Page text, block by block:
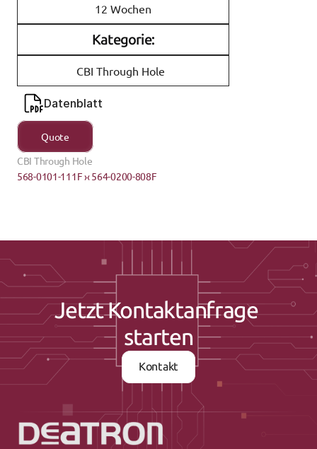
12 Wochen
Kategorie:
CBI Through Hole
Datenblatt
Quote
CBI Through Hole
568-0101-111F ›‹ 564-0200-808F
Jetzt Kontaktanfrage
starten
Kontakt